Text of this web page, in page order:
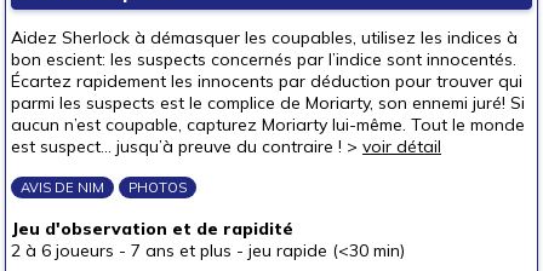
un bébé (0-3 ans)
un p'tit bout (3-6 ans)
un junior (6-8 ans)
(1)
un ado (12-16 ans)
un adulte (16 ans et +)
Aidez Sherlock à démasquer les coupables, utilisez les indices à
bon escient: les suspects concernés par l’indice sont innocentés.
Écartez rapidement les innocents par déduction pour trouver qui
parmi les suspects est le complice de Moriarty, son ennemi juré! Si
aucun n’est coupable, capturez Moriarty lui-même. Tout le monde
est suspect… jusqu’à preuve du contraire ! > voir détail
AVIS DE NIM PHOTOS
Jeu d'observation et de rapidité
2 à 6 joueurs - 7 ans et plus - jeu rapide (<30 min)